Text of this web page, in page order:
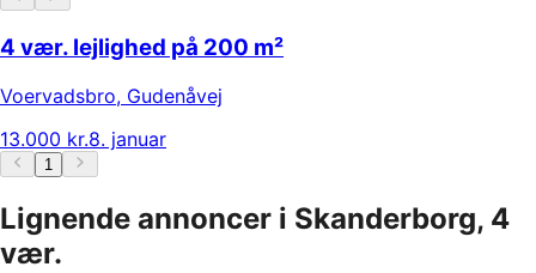
4 vær. lejlighed på 200 m²
Voervadsbro, Gudenåvej
13.000 kr.8. januar
1
Lignende annoncer i Skanderborg, 4
vær.